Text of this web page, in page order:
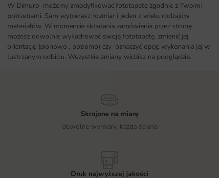
W Dimuro możemy zmodyfikować fototapetę zgodnie z Twoimi
potrzebami. Sam wybierasz rozmiar i jeden z wielu rodzajów
materiałów. W momencie składania zamówienia przez stronę
możesz dowolnie wykadrować swoją fototapetę, zmienić jej
orientację (pionowo , poziomo) czy oznaczyć opcję wykonania jej w
lustrzanym odbiciu. Wszystkie zmiany widzisz na podglądzie.
Skrojone na miarę
dowolne wymiary, każda ściana
Druk najwyższej jakości